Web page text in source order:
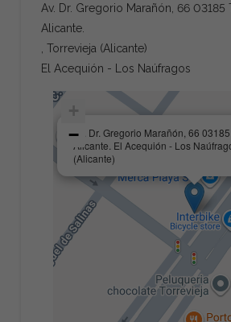
Av. Dr. Gregorio Marañón, 66 03185
Alicante.
, Torrevieja (Alicante)
El Acequión - Los Naúfragos
Av. Dr. Gregorio Marañón, 66 03185
Alicante. El Acequión - Los
(Alicante)
−